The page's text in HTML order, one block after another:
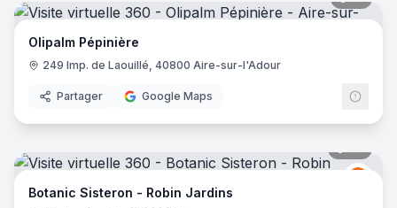
Olipalm Pépinière
249 Imp. de Laouillé, 40800 Aire-sur-l'Adour
Partager Google Maps
Botanic Sisteron - Robin Jardins